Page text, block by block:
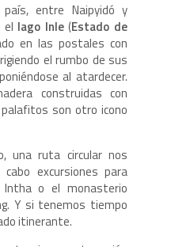
entre Naipyidó y
el lago Inle(Estado de
en las postales con
el rumbo de sus
al atardecer.
construidas con
son otro icono
una ruta circular nos
excursiones para
Intha o el monasterio
Y si tenemos tiempo
itinerante.